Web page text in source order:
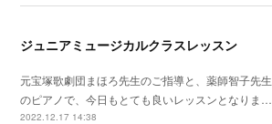
ジュニアミュージカルクラスレッスン
元宝塚歌劇団まほろ先生のご指導と、薬師智子先生
のピアノで、今日もとても良いレッスンとなりま…
2022.12.17 14:38